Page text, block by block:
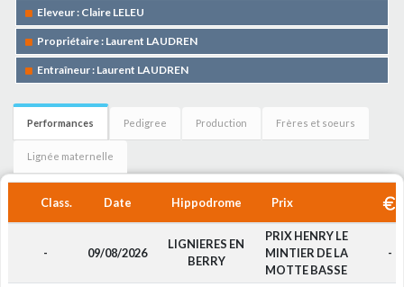
Eleveur : Claire LELEU
Propriétaire : Laurent LAUDREN
Entraîneur : Laurent LAUDREN
Performances Pedigree Production Frères et soeurs
Lignée maternelle
Class. Date Hippodrome Prix
- 09/08/2026
LIGNIERES EN
BERRY
PRIX HENRY LE
MINTIER DE LA
MOTTE BASSE
-